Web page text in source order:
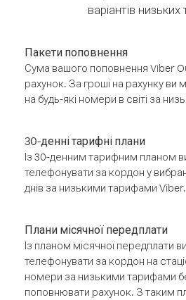
варіантів низьких
Пакети поповнення
Сума вашого поповнення Viber
рахунок. За гроші на рахунку
на будь-які номери в світі за
30-денні тарифні плани
Із 30-денним тарифним планом
телефонувати за кордон у
днів за низькими тарифами Viber.
Плани місячної передплати
Із планом місячної передплати
телефонувати за кордон на
номери за низькими тарифами
поповнювати рахунок. З таким